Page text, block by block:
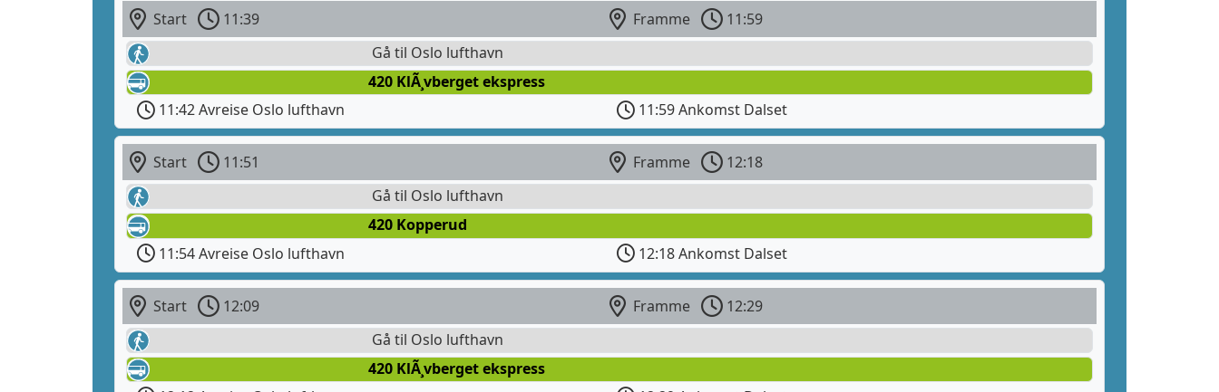
Start 11:39 Framme
11:59
Gå til Oslo lufthavn
420 KlÃ¸vberget ekspress
11:42 Avreise Oslo lufthavn
11:59 Ankomst Dalset
Start 11:51 Framme
12:18
Gå til Oslo lufthavn
420 Kopperud
11:54 Avreise Oslo lufthavn
12:18 Ankomst Dalset
Start 12:09 Framme
12:29
Gå til Oslo lufthavn
420 KlÃ¸vberget ekspress